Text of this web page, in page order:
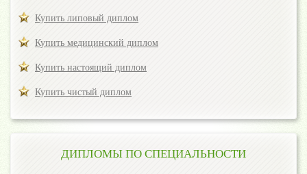
Купить липовый диплом
Купить медицинский диплом
Купить настоящий диплом
Купить чистый диплом
ДИПЛОМЫ ПО СПЕЦИАЛЬНОСТИ